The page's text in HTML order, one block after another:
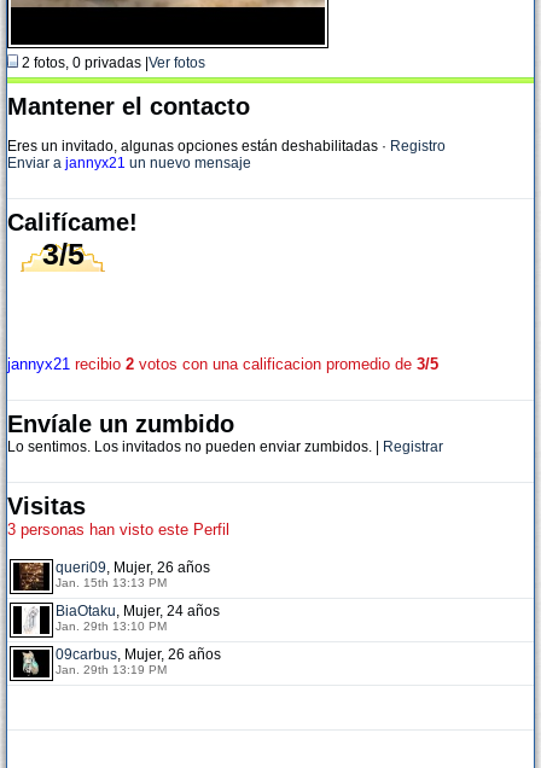
2 fotos, 0 privadas | Ver fotos
Mantener el contacto
Eres un invitado, algunas opciones están deshabilitadas · Registro
Enviar a jannyx21 un nuevo mensaje
Califícame!
3/5
jannyx21 recibio 2 votos con una calificacion promedio de 3/5
Envíale un zumbido
Lo sentimos. Los invitados no pueden enviar zumbidos. | Registrar
Visitas
3 personas han visto este Perfil
queri09, Mujer, 26 años
Jan. 15th 13:13 PM
BiaOtaku, Mujer, 24 años
Jan. 29th 13:10 PM
09carbus, Mujer, 26 años
Jan. 29th 13:19 PM